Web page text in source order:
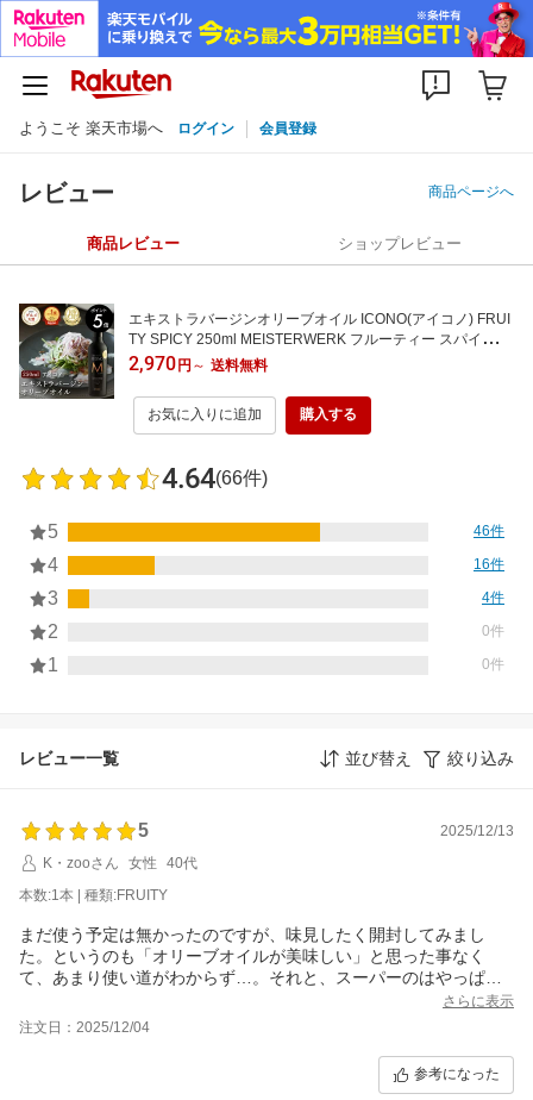
ようこそ 楽天市場へ ログイン 会員登録
レビュー 商品ページへ
商品レビュー ショップレビュー
エキストラバージンオリーブオイル ICONO(アイコノ) FRUI
TY SPICY 250ml MEISTERWERK フルーティー スパイシー
エクストラバージン オリーブ油 エキストラヴァージン 酸度
0.2％ olive oil 無添加 送料無料
2,970円 ～ 送料無料
お気に入りに追加 購入する
4.64(66件)
5 46件
4 16件
3 4件
2 0件
1 0件
レビュー一覧 並び替え 絞り込み
5
2025/12/13
K・zooさん
女性
40代
本数:1本 | 種類:FRUITY
まだ使う予定は無かったのですが、味見したく開封してみまし
た。というのも「オリーブオイルが美味しい」と思った事なく
て、あまり使い道がわからず…。それと、スーパーのはやっぱり
癖が苦手で。でも美味しいイタリアンのサラダとか、憧れがあっ
て、口コミの多さからこちらが少しお得になっていたので購入し
てもフラッシュなオリーブの良い香り。癖全くなし、ほんとフル
ーティです。これを活かして美味しいものを作りたいです！！
さらに表示
注文日：2025/12/04
参考になった